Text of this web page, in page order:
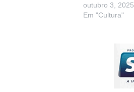
outubro 3, 2025
Em "Cultura"